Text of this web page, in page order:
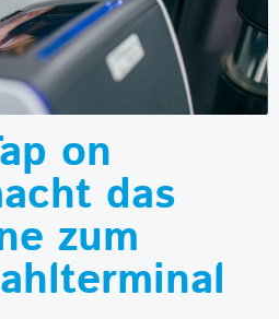
on
das
zum